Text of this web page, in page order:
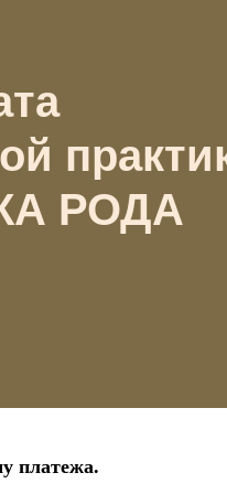
РОДА
платежа.